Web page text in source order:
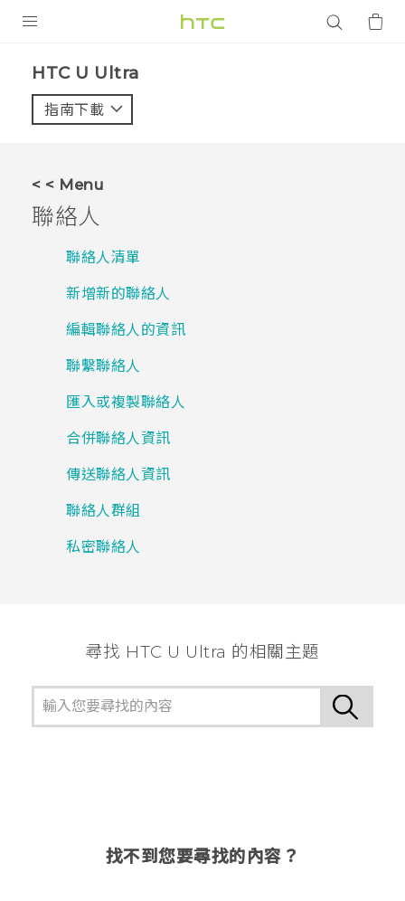
VIVE
應用程式
支援服務
HTC U Ultra‎
指南下載
< < Menu
聯絡人
聯絡人清單
新增新的聯絡人
編輯聯絡人的資訊
聯繫聯絡人
匯入或複製聯絡人
合併聯絡人資訊
傳送聯絡人資訊
聯絡人群組
私密聯絡人
尋找 HTC U Ultra 的相關主題
找不到您要尋找的內容？